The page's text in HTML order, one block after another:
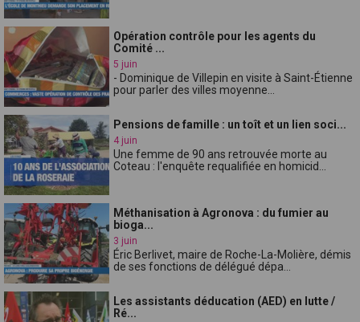
Opération contrôle pour les agents du
Comité ...
5 juin
- Dominique de Villepin en visite à Saint-Étienne
pour parler des villes moyenne...
Pensions de famille : un toît et un lien soci...
4 juin
Une femme de 90 ans retrouvée morte au
Coteau : l'enquête requalifiée en homicid...
Méthanisation à Agronova : du fumier au
bioga...
3 juin
Éric Berlivet, maire de Roche-La-Molière, démis
de ses fonctions de délégué dépa...
Les assistants déducation (AED) en lutte /
Ré...